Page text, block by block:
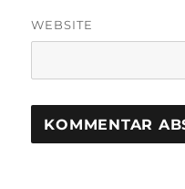
WEBSITE